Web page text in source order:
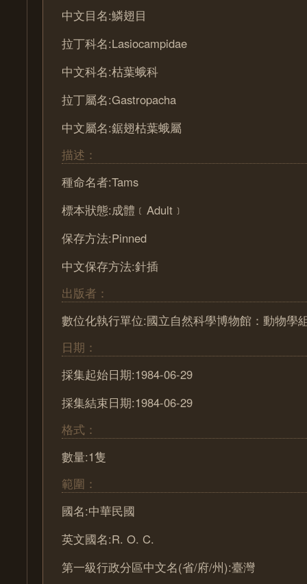
中文目名:鱗翅目
拉丁科名:Lasiocampidae
中文科名:枯葉蛾科
拉丁屬名:Gastropacha
中文屬名:鋸翅枯葉蛾屬
描述：
種命名者:Tams
標本狀態:成體﹝Adult﹞
保存方法:Pinned
中文保存方法:針插
出版者：
數位化執行單位:國立自然科學博物館：動物學
日期：
採集起始日期:1984-06-29
採集結束日期:1984-06-29
格式：
數量:1隻
範圍：
國名:中華民國
英文國名:R. O. C.
第一級行政分區中文名(省/府/州):臺灣